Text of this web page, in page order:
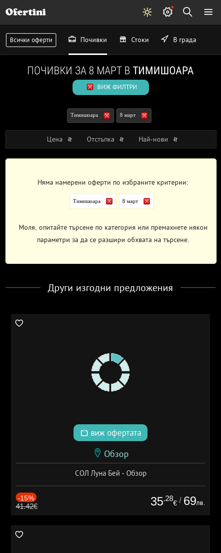
Ofertini
Всички оферти Почивки Стоки В града
ПОЧИВКИ ЗА 8 МАРТ В ТИМИШОАРА
ВИЖ ФИЛТРИ
Тимишоара 8 март
Цена Отстъпка Най-нови
Няма намерени оферти по избраните критерии:
Тимишоара 8 март
Моля, опитайте търсене по категория или премахнете някои
параметри за да се разшири обхвата на търсене.
Други изгодни предложения
виж офертата
Обзор
СОЛ Луна Бей - Обзор
-15%
41.42€ 35.28
€ / 69лв.